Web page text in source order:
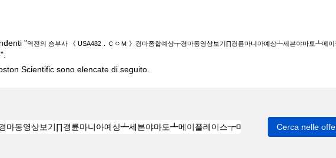
"역전의 승부사 《 USA482．ＣㅇＭ 》경마종합예상┯경마동영상보기∏경륜마니아예상┷세븐야마토┻메
".
Scientific sono elencate di seguito.